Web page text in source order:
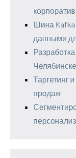
Шина Kafka
данными
Таргетинг
продаж